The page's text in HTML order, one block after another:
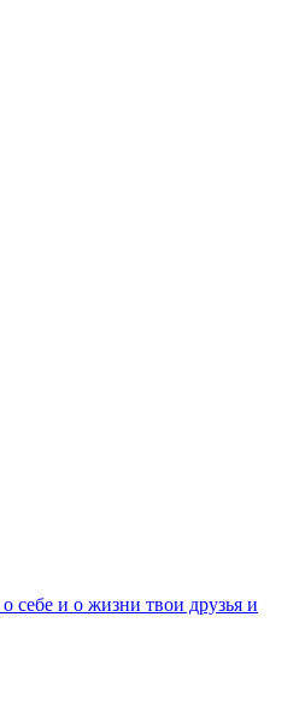
себе и о жизни твои друзья и